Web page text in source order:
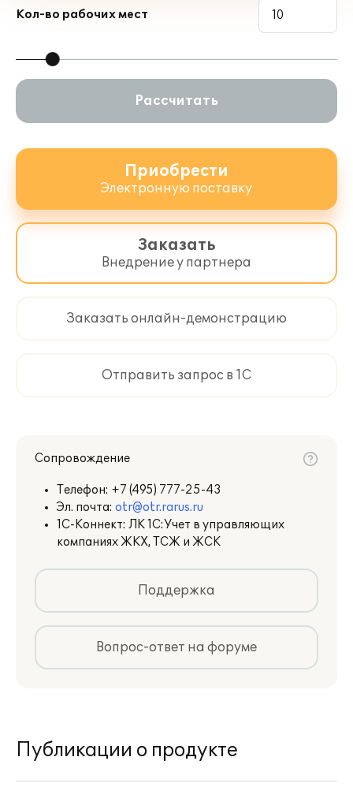
Кол-во рабочих мест
Рассчитать
Приобрести
Электронную поставку
Заказать
Внедрение у партнера
Заказать онлайн-демонстрацию
Отправить запрос в 1С
Сопровождение
Телефон: +7 (495) 777-25-43
Эл. почта: otr@otr.rarus.ru
1С-Коннект: ЛК 1С:Учет в управляющих
компаниях ЖКХ, ТСЖ и ЖСК
Поддержка
Вопрос-ответ на форуме
Публикации о продукте